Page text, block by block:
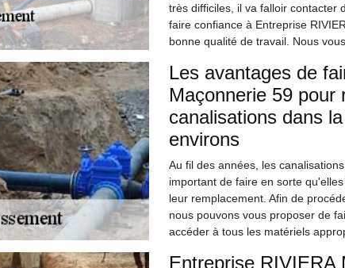
très difficiles, il va falloir contacter
faire confiance à Entreprise
bonne qualité de travail. Nous
Les avantages de
Maçonnerie 59 pour
canalisations dans
environs
Au fil des années, les
important de faire en sorte
leur remplacement. Afin de
nous pouvons vous proposer de
accéder à tous les matériels
Entreprise RIVIERA